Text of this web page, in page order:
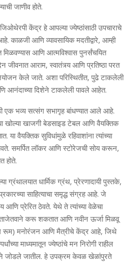
जाणीव होते.
केंद्र हे आपल्या ज्येष्ठांसाठी उपचाराचे
काळजी आणि व्यावसायिक मदतीद्वारे, आम्ही
आणि आत्मविश्वास पुनर्संचयित
जीवनात आराम, स्वातंत्र्य आणि प्रतिष्ठा परत
केले जाते. अशा परिस्थितीत, पुढे टाकलेली
आनंदाच्या दिशेने टाकलेली पावले आहेत.
एक भव्य सत्संग सभागृह बांधण्यात आले आहे.
खोल्या खाजगी बेडसाइड टेबल आणि वैयक्तिक
या वैयक्तिक सुविधांमुळे रहिवाशांना त्यांच्या
समर्पित लॉकर आणि स्टोरेजची सोय करून,
होते.
धार्मिक ग्रंथ, प्रेरणादायी पुस्तके,
साहित्याचा समृद्ध संग्रह आहे. जे
आणि प्रेरित ठेवते. येथे ते त्यांच्या वेळेचा
करू शकतात आणि नवीन ऊर्जा मिळवू
रूम) मनोरंजन आणि मैत्रीचे केंद्र आहे, जिथे
माध्यमातून ज्येष्ठांचे मन निरोगी राहील
जोडले जातील. हे उपक्रम केवळ खेळांपुरते